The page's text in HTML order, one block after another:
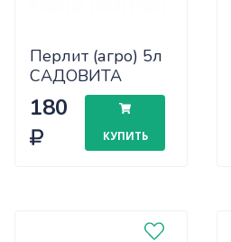
Перлит (агро) 5л
САДОВИТА
х10/300
180
КУПИТЬ